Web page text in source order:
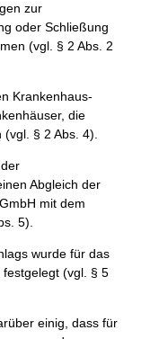
zur
oder Schließung
(vgl. § 2 Abs. 2
Krankenhaus-
die
(vgl. § 2 Abs. 4).
Abgleich der
mit dem
5).
wurde für das
(vgl. § 5
einig, dass für